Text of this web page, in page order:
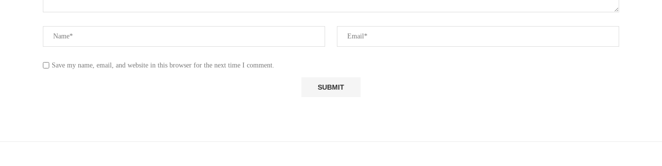
Save my name, email, and website in this browser for the next time I comment.